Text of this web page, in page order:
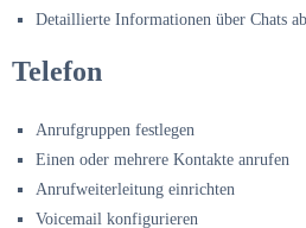
Detaillierte Informationen über Chats
Telefon
Anrufgruppen festlegen
Einen oder mehrere Kontakte anrufen
Anrufweiterleitung einrichten
Voicemail konfigurieren